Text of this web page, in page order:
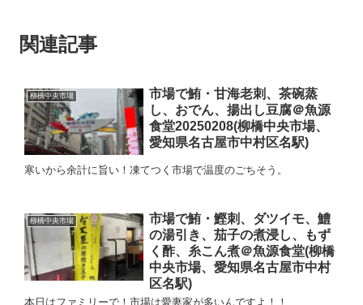
関連記事
柳橋中央市場
市場で鮪・甘海老刺、茶碗蒸
し、おでん、揚出し豆腐＠魚源
食堂20250208(柳橋中央市場、
愛知県名古屋市中村区名駅)
寒いから余計に旨い！凍てつく市場で温度のごちそう。
柳橋中央市場
市場で鮪・鰹刺、ダツイモ、鱧
の湯引き、茄子の煮浸し、もず
く酢、糸こん煮＠魚源食堂(柳橋
中央市場、愛知県名古屋市中村
区名駅)
本日はファミリーで！市場は愛妻家が多いんですよ！！